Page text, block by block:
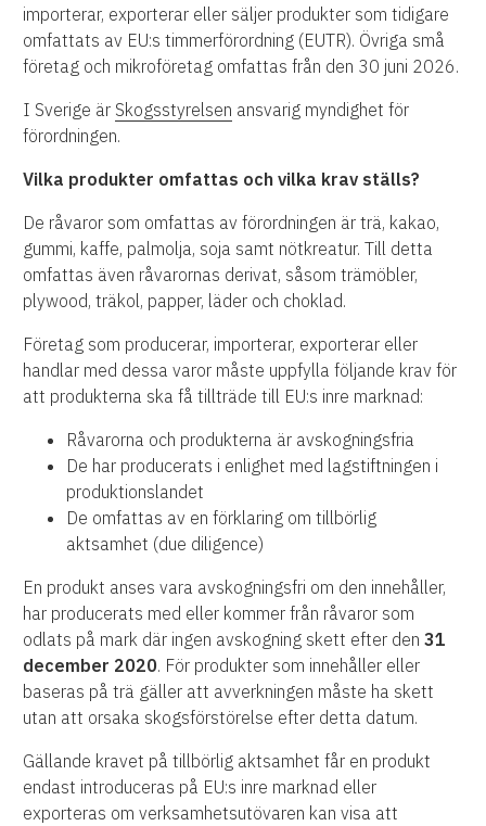
importerar, exporterar eller säljer produkter som tidigare
omfattats av EU:s timmerförordning (EUTR). Övriga små
företag och mikroföretag omfattas från den 30 juni 2026.
I Sverige är Skogsstyrelsen ansvarig myndighet för
förordningen.
Vilka produkter omfattas och vilka krav ställs?
De råvaror som omfattas av förordningen är trä, kakao,
gummi, kaffe, palmolja, soja samt nötkreatur. Till detta
omfattas även råvarornas derivat, såsom trämöbler,
plywood, träkol, papper, läder och choklad.
Företag som producerar, importerar, exporterar eller
handlar med dessa varor måste uppfylla följande krav för
att produkterna ska få tillträde till EU:s inre marknad:
Råvarorna och produkterna är avskogningsfria
De har producerats i enlighet med lagstiftningen i
produktionslandet
De omfattas av en förklaring om tillbörlig
aktsamhet (due diligence)
En produkt anses vara avskogningsfri om den innehåller,
har producerats med eller kommer från råvaror som
odlats på mark där ingen avskogning skett efter den31
december 2020. För produkter som innehåller eller
baseras på trä gäller att avverkningen måste ha skett
utan att orsaka skogsförstörelse efter detta datum.
Gällande kravet på tillbörlig aktsamhet får en produkt
endast introduceras på EU:s inre marknad eller
exporteras om verksamhetsutövaren kan visa att